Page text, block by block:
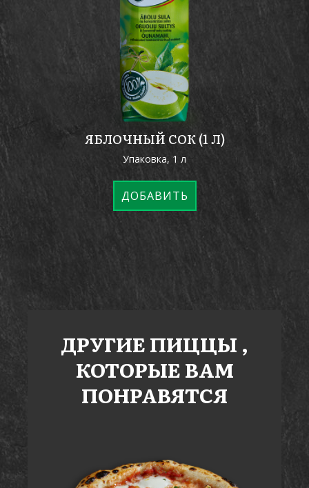
ЯБЛОЧНЫЙ СОК (1 Л)
Упаковка, 1 л
ДОБАВИТЬ
ДРУГИЕПИЦЦЫ ,
КОТОРЫЕ ВАМ
ПОНРАВЯТСЯ